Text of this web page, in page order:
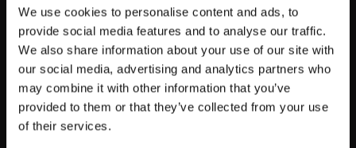
We use cookies to personalise content and ads, to
provide social media features and to analyse our traffic.
We also share information about your use of our site with
our social media, advertising and analytics partners who
may combine it with other information that you’ve
provided to them or that they’ve collected from your use
of their services.
COURCHEVEL
Transmisje z inauguracyjnych zawodówLetniego Grand Prix
w Courchevelpolscy kibice będą mogli obejrzeć na antenach
Eurosportu oraz na platformie Max. Konkurs w Wiśle, który
odbędzie się kilka dni później, będzie można obejrzeć w
Telewizji Polskiej. Śledź rozgrywki na żywo, a będziesz mógł